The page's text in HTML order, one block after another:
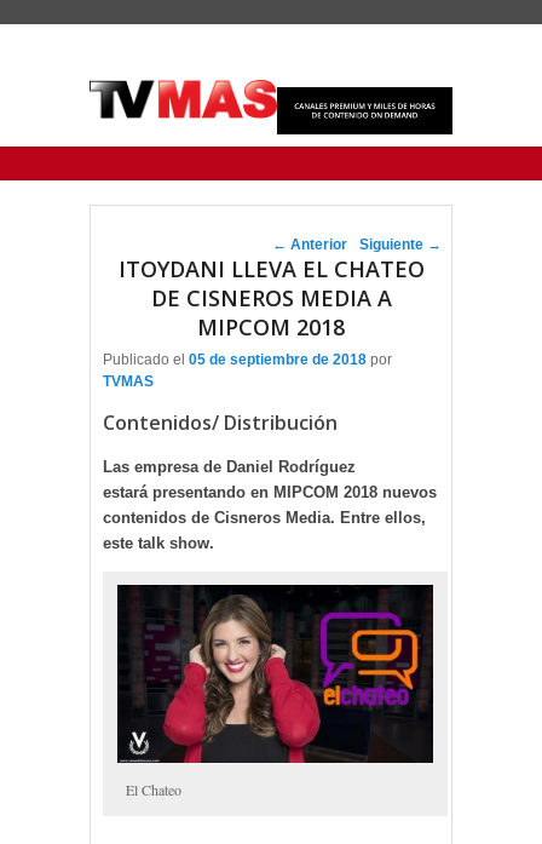
Navegador de artículos
← Anterior Siguiente →
ITOYDANI LLEVA EL CHATEO
DE CISNEROS MEDIA A
MIPCOM 2018
Publicado el 05 de septiembre de 2018 por
TVMAS
Contenidos/ Distribución
Las empresa de Daniel Rodríguez
estará presentando en MIPCOM 2018 nuevos
contenidos de Cisneros Media. Entre ellos,
este talk show.
El Chateo